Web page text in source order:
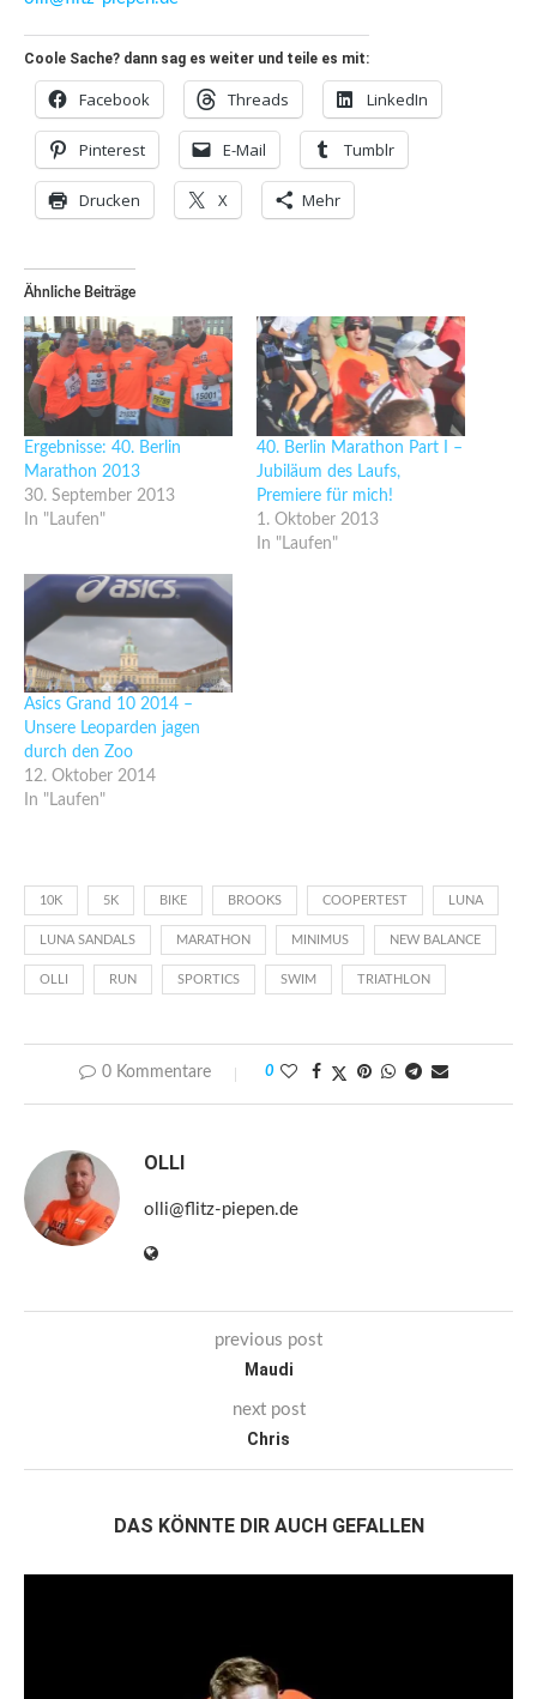
Coole Sache? dann sag es weiter und teile es mit:
Facebook Threads LinkedIn
Pinterest E-Mail Tumblr
Drucken X Mehr
Ähnliche Beiträge
Ergebnisse: 40. Berlin
Marathon 2013
30. September 2013
In "Laufen"
40. Berlin Marathon Part I –
Jubiläum des Laufs,
Premiere für mich!
1. Oktober 2013
In "Laufen"
Asics Grand 10 2014 –
Unsere Leoparden jagen
durch den Zoo
12. Oktober 2014
In "Laufen"
10K 5K BIKE BROOKS COOPERTEST LUNA
LUNA SANDALS MARATHON MINIMUS NEW BALANCE
OLLI RUN SPORTICS SWIM TRIATHLON
0 Kommentare 0
OLLI
olli@flitz-piepen.de
previous post
Maudi
next post
Chris
DAS KÖNNTE DIR AUCH GEFALLEN